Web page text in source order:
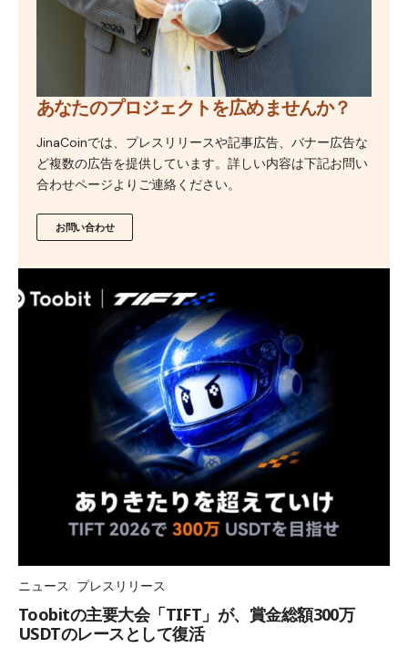
あなたのプロジェクトを広めませんか？
JinaCoinでは、プレスリリースや記事広告、バナー広告な
ど複数の広告を提供しています。詳しい内容は下記お問い
合わせページよりご連絡ください。
お問い合わせ
ニュース プレスリリース
Toobitの主要大会「TIFT」が、賞金総額300万
USDTのレースとして復活